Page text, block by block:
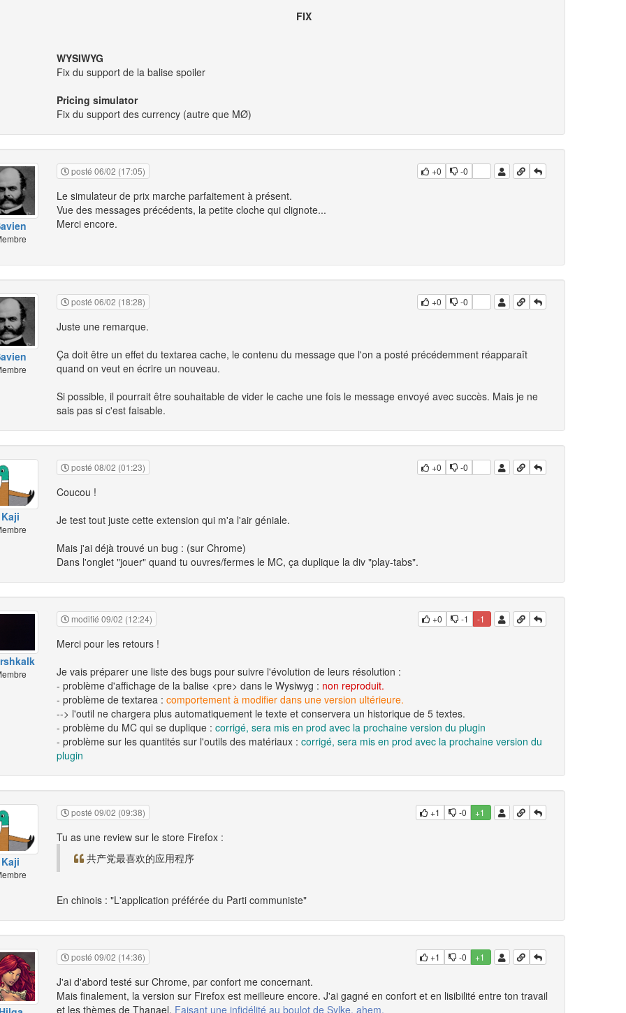
FIX
WYSIWYG
Fix du support de la balise spoiler
Pricing simulator
Fix du support des currency (autre que MØ)
posté 06/02 (17:05) +0 -0
Le simulateur de prix marche parfaitement à présent.
Vue des messages précédents, la petite cloche qui clignote...
Merci encore.
posté 06/02 (18:28) +0 -0
Juste une remarque.
Ça doit être un effet du textarea cache, le contenu du message que l'on a posté précédemment réapparaît
quand on veut en écrire un nouveau.
Si possible, il pourrait être souhaitable de vider le cache une fois le message envoyé avec succès. Mais je ne
sais pas si c'est faisable.
Kaji
posté 08/02 (01:23) +0 -0
Coucou !
Je test tout juste cette extension qui m'a l'air géniale.
Mais j'ai déjà trouvé un bug : (sur Chrome)
Dans l'onglet "jouer" quand tu ouvres/fermes le MC, ça duplique la div "play-tabs".
modifié 09/02 (12:24) +0 -1 -1
Merci pour les retours !
Je vais préparer une liste des bugs pour suivre l'évolution de leurs résolution :
- problème d'affichage de la balise <pre> dans le Wysiwyg : non reproduit.
- problème de textarea : comportement à modifier dans une version ultérieure.
--> l'outil ne chargera plus automatiquement le texte et conservera un historique de 5 textes.
- problème du MC qui se duplique : corrigé, sera mis en prod avec la prochaine version du plugin
- problème sur les quantités sur l'outils des matériaux : corrigé, sera mis en prod avec la prochaine version du
plugin
Kaji
posté 09/02 (09:38) +1 -0 +1
Tu as une review sur le store Firefox :
共产党最喜欢的应用程序
En chinois : "L'application préférée du Parti communiste"
posté 09/02 (14:36) +1 -0 +1
J'ai d'abord testé sur Chrome, par confort me concernant.
Mais finalement, la version sur Firefox est meilleure encore. J'ai gagné en confort et en lisibilité entre ton travail
et les thèmes de Thanael. Faisant une infidélité au boulot de Sylke, ahem.